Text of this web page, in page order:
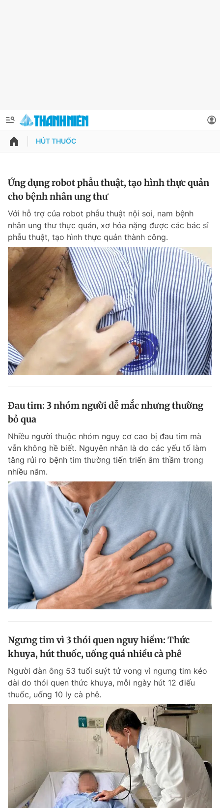
QUẢNG CÁO
Chuyên mục khác
Chào ngày mới Tin 24h
Tin thị trường Tin 360
Video Magazine
Sản phẩm khác
Tiện ích Bạn cần biết
Thông tin tòa soạn Liên hệ quảng cáo
Đọc Thanh Niên trên điện thoại
Theo dõi báo trên
Hotline
0906 645 777
Liên hệ quảng cáo
0908 780 404
Đặt báo Quảng cáo RSS Tòa soạn Chính sách bảo
Phó tổng biên tập: Lâm Hiếu Dũng
Phó tổng biên tập: Trần Việt Hưng
Tổng thư ký tòa soạn: Đức Trung
Giấy phép xuất bản số 110/GP - BTTTT cấp ngày 24.3.2020
© 2003-2026 Bản quyền thuộc về Báo Thanh Niên. Cấm sao chép
dưới mọi hình thức nếu không có sự chấp thuận bằng văn bản.
Phát triển bởi ePi Technologies, JSC.
Thông tin tài khoản
Đổi mật khẩu
Tin đã lưu
Tin đã xem
Đăng xuất
HÚT THUỐC
Ứng dụng robot phẫu thuật, tạo hình thực quản
cho bệnh nhân ung thư
Với hỗ trợ của robot phẫu thuật nội soi, nam bệnh
nhân ung thư thực quản, xơ hóa nặng được các bác sĩ
phẫu thuật, tạo hình thực quản thành công.
Đau tim: 3 nhóm người dễ mắc nhưng thường
bỏ qua
Nhiều người thuộc nhóm nguy cơ cao bị đau tim mà
vẫn không hề biết. Nguyên nhân là do các yếu tố làm
tăng rủi ro bệnh tim thường tiến triển âm thầm trong
nhiều năm.
Ngưng tim vì 3 thói quen nguy hiểm: Thức
khuya, hút thuốc, uống quá nhiều cà phê
Người đàn ông 53 tuổi suýt tử vong vì ngưng tim kéo
dài do thói quen thức khuya, mỗi ngày hút 12 điếu
thuốc, uống 10 ly cà phê.